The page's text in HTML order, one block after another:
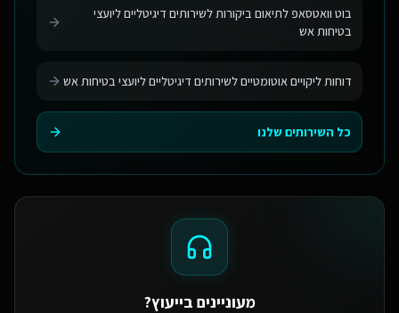
בוט וואטסאפ לתיאום ביקורות לשירותים דיגיטליים ליועצי
בטיחות אש
דוחות ליקויים אוטומטיים לשירותים דיגיטליים ליועצי בטיחות אש
כל השירותים שלנו
מעוניינים בייעוץ?